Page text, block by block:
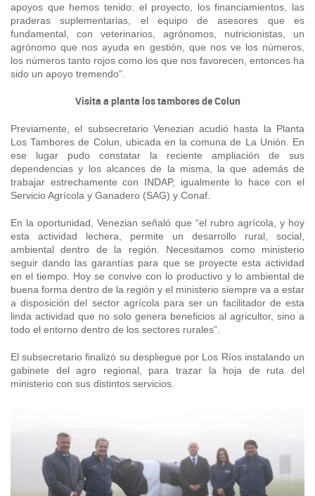
apoyos que hemos tenido: el proyecto, los financiamientos, las
praderas suplementarias, el equipo de asesores que es
fundamental, con veterinarios, agrónomos, nutricionistas, un
agrónomo que nos ayuda en gestión, que nos ve los números,
los números tanto rojos como los que nos favorecen, entonces ha
sido un apoyo tremendo”.
Visita a planta los tambores de Colun
Previamente, el subsecretario Venezian acudió hasta la Planta
Los Tambores de Colun, ubicada en la comuna de La Unión. En
ese lugar pudo constatar la reciente ampliación de sus
dependencias y los alcances de la misma, la que además de
trabajar estrechamente con INDAP, igualmente lo hace con el
Servicio Agrícola y Ganadero (SAG) y Conaf.
En la oportunidad, Venezian señaló que “el rubro agrícola, y hoy
esta actividad lechera, permite un desarrollo rural, social,
ambiental dentro de la región. Necesitamos como ministerio
seguir dando las garantías para que se proyecte esta actividad
en el tiempo. Hoy se convive con lo productivo y lo ambiental de
buena forma dentro de la región y el ministerio siempre va a estar
a disposición del sector agrícola para ser un facilitador de esta
linda actividad que no solo genera beneficios al agricultor, sino a
todo el entorno dentro de los sectores rurales”.
El subsecretario finalizó su despliegue por Los Ríos instalando un
gabinete del agro regional, para trazar la hoja de ruta del
ministerio con sus distintos servicios.